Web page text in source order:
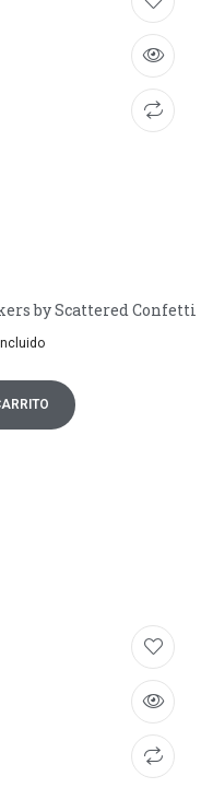
by Scattered Confetti